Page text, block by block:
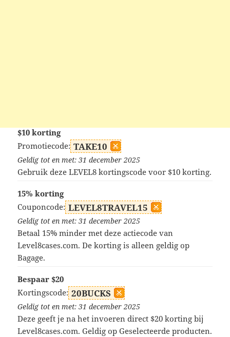
$10 korting
Promotiecode: TAKE10
Geldig tot en met: 31 december 2025
Gebruik deze LEVEL8 kortingscode voor $10 korting.
15% korting
Couponcode: LEVEL8TRAVEL15
Geldig tot en met: 31 december 2025
Betaal 15% minder met deze actiecode van
Level8cases.com. De korting is alleen geldig op
Bagage.
Bespaar $20
Kortingscode: 20BUCKS
Geldig tot en met: 31 december 2025
Deze geeft je na het invoeren direct $20 korting bij
Level8cases.com. Geldig op Geselecteerde producten.